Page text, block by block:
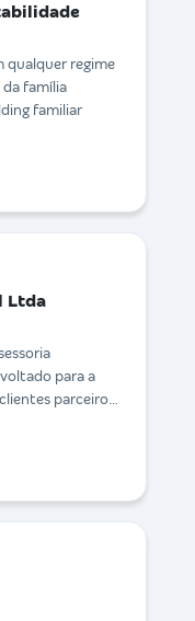
qualquer regime
família
familiar
Ltda
para a
parceiros,